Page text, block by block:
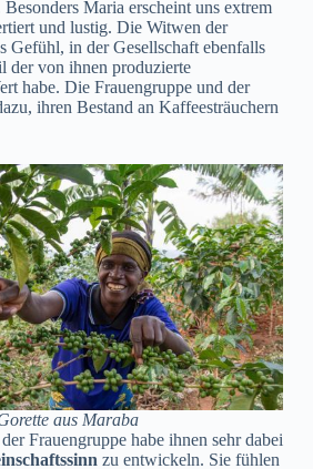
Maria erscheint uns extrem
und lustig. Die Witwen der
Gefühl, in der Gesellschaft ebenfalls
der von ihnen produzierte
habe. Die Frauengruppe und der
ihren Bestand an Kaffeesträuchern
aus Maraba
Frauengruppe habe ihnen sehr dabei
zu entwickeln. Sie fühlen